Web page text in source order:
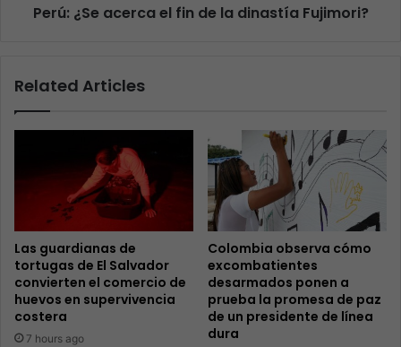
Perú: ¿Se acerca el fin de la dinastía Fujimori?
Related Articles
Las guardianas de
tortugas de El Salvador
convierten el comercio de
huevos en supervivencia
costera
7 hours ago
Colombia observa cómo
excombatientes
desarmados ponen a
prueba la promesa de paz
de un presidente de línea
dura